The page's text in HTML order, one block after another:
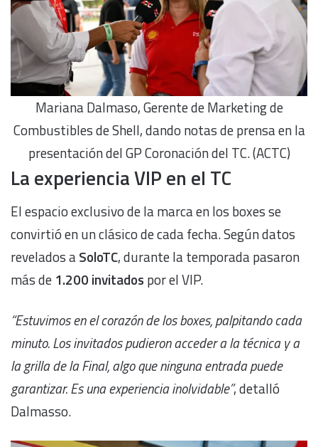
Mariana Dalmaso, Gerente de Marketing de
Combustibles de Shell, dando notas de prensa en la
presentación del GP Coronación del TC. (ACTC)
La experiencia VIP en el TC
El espacio exclusivo de la marca en los boxes se
convirtió en un clásico de cada fecha. Según datos
revelados aSoloTC, durante la temporada pasaron
más de 1.200 invitados por el VIP.
“Estuvimos en el corazón de los boxes, palpitando cada
minuto. Los invitados pudieron acceder a la técnica y a
la grilla de la Final, algo que ninguna entrada puede
garantizar. Es una experiencia inolvidable”, detalló
Dalmasso.